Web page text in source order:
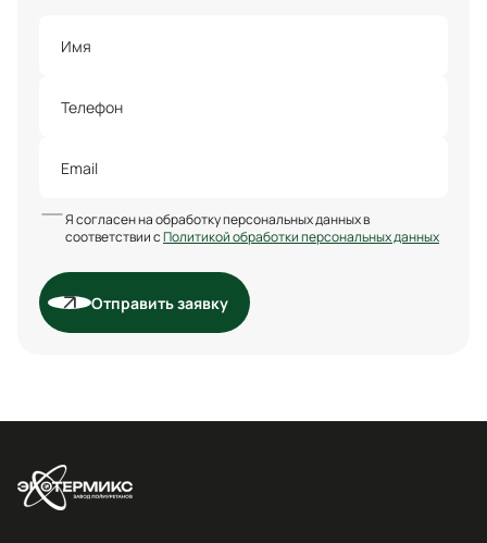
Я согласен на обработку персональных данных в
соответствии сПолитикой обработки персональных данных
Отправить заявку